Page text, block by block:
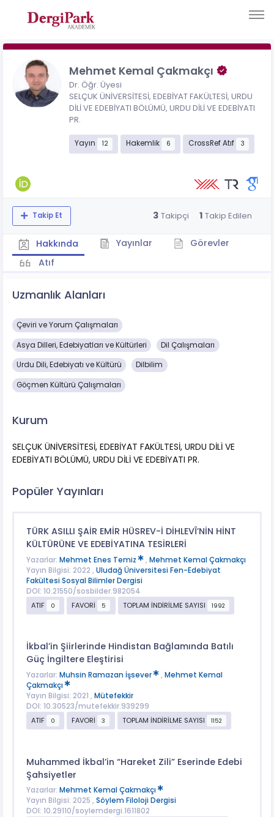
Mehmet Kemal Çakmakçı
Dr. Öğr. Üyesi
SELÇUK ÜNİVERSİTESİ, EDEBİYAT FAKÜLTESİ, URDU
DİLİ VE EDEBİYATI BÖLÜMÜ, URDU DİLİ VE EDEBİYATI
PR.
Yayın 12 Hakemlik 6 CrossRef Atıf 3
Takip Et 3 Takipçi 1 Takip Edilen
Hakkında Yayınlar
Görevler
Atıf
Uzmanlık Alanları
Çeviri ve Yorum Çalışmaları
Asya Dilleri, Edebiyatları ve Kültürleri Dil Çalışmaları
Urdu Dili, Edebiyatı ve Kültürü Dilbilim
Göçmen Kültürü Çalışmaları
Kurum
SELÇUK ÜNİVERSİTESİ, EDEBİYAT FAKÜLTESİ, URDU DİLİ VE
EDEBİYATI BÖLÜMÜ, URDU DİLİ VE EDEBİYATI PR.
Popüler Yayınları
TÜRK ASILLI ŞAİR EMİR HÜSREV-İ DİHLEVÎ’NİN HİNT
KÜLTÜRÜNE VE EDEBİYATINA TESİRLERİ
Yazarlar: Mehmet Enes Temiz , Mehmet Kemal Çakmakçı
Yayın Bilgisi: 2022 , Uludağ Üniversitesi Fen-Edebiyat
Fakültesi Sosyal Bilimler Dergisi
DOI: 10.21550/sosbilder.982054
ATIF
0 FAVORİ 5 TOPLAM İNDİRİLME SAYISI 1992
İkbal’in Şiirlerinde Hindistan Bağlamında Batılı
Güç İngiltere Eleştirisi
Yazarlar: Muhsin Ramazan İşsever , Mehmet Kemal
Çakmakçı
Yayın Bilgisi: 2021 , Mütefekkir
DOI: 10.30523/mutefekkir.939299
ATIF
0 FAVORİ 3 TOPLAM İNDİRİLME SAYISI 1152
Muhammed İkbal’in “Hareket Zili” Eserinde Edebi
Şahsiyetler
Yazarlar: Mehmet Kemal Çakmakçı
Yayın Bilgisi: 2025 , Söylem Filoloji Dergisi
DOI: 10.29110/soylemdergi.1611802